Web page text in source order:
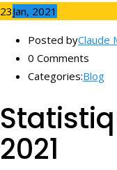
23Jan, 2021
Posted byClaude
0 Comments
Categories:Blog
2021